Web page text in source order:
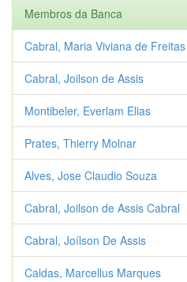
Membros da Banca
Cabral, Maria Viviana de Freitas
Cabral, Joilson de Assis
Montibeler, Everlam Elias
Prates, Thierry Molnar
Alves, Jose Claudio Souza
Cabral, Joilson de Assis Cabral
Cabral, Joílson De Assis
Caldas, Marcellus Marques